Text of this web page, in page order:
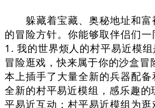
躲藏着宝藏、奥秘地址和富
的冒险方针。你能够取伴侣们一
1. 我的世界烦人的村平易近模
冒险逛戏，快来属于你的沙盒冒
本上插手了大量全新的兵器配
全新的村平易近模组，感乐趣
平易近互动：村平易近模组为